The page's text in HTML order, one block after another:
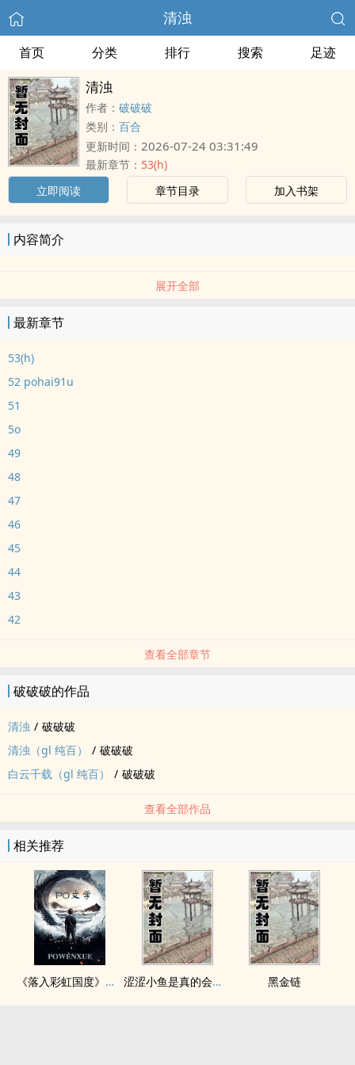
清浊
首页 分类 排行 搜索 足迹
清浊
作者： 破破破
类别： 百合
更新时间： 2026-07-24 03:31:49
最新章节： 53(h)
立即阅读
章节目录 加入书架
内容简介
展开全部
最新章节
53(h)
52 pohai91u
51
5o
49
48
47
46
45
44
43
42
查看全部章节
破破破的作品
清浊 / 破破破
清浊（gl 纯百）
/ 破破破
白云千载（gl 纯百）
/ 破破破
查看全部作品
相关推荐
《落入彩虹国度》穿越+西幻+言情 涩涩小鱼是真的会被干透 黑金链